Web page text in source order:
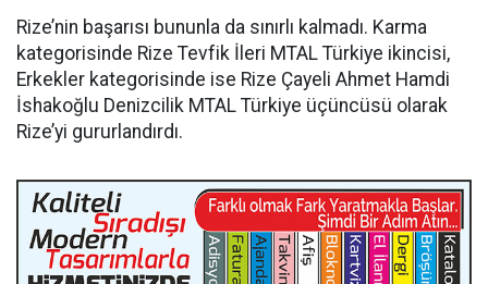
Rize’nin başarısı bununla da sınırlı kalmadı. Karma
kategorisinde Rize Tevfik İleri MTAL Türkiye ikincisi,
Erkekler kategorisinde ise Rize Çayeli Ahmet Hamdi
İshakoğlu Denizcilik MTAL Türkiye üçüncüsü olarak
Rize’yi gururlandırdı.